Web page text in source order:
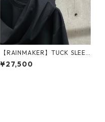
【RAINMAKER】TUCK SLEEV
E LONG TEE_BLACK
¥27,500